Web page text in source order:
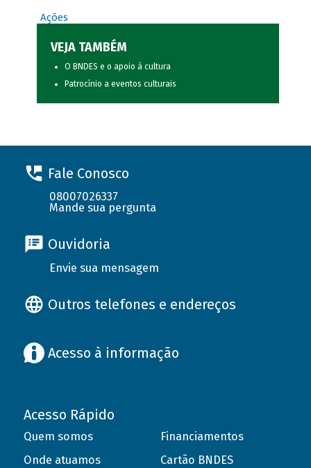
Ações
VEJA TAMBÉM
O BNDES e o apoio à cultura
Patrocínio a eventos culturais
Fale Conosco
08007026337
Mande sua pergunta
Ouvidoria
Envie sua mensagem
Outros telefones e endereços
Acesso à informação
Acesso Rápido
Quem somos
Onde atuamos
Financiamentos
Cartão BNDES